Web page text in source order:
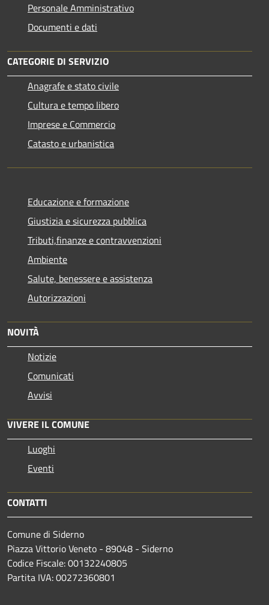
Personale Amministrativo
Documenti e dati
CATEGORIE DI SERVIZIO
Anagrafe e stato civile
Cultura e tempo libero
Imprese e Commercio
Catasto e urbanistica
Educazione e formazione
Giustizia e sicurezza pubblica
Tributi,finanze e contravvenzioni
Ambiente
Salute, benessere e assistenza
Autorizzazioni
NOVITÀ
Notizie
Comunicati
Avvisi
VIVERE IL COMUNE
Luoghi
Eventi
CONTATTI
Comune di Siderno
Piazza Vittorio Veneto - 89048 - Siderno
Codice Fiscale: 00132240805
Partita IVA: 00272360801